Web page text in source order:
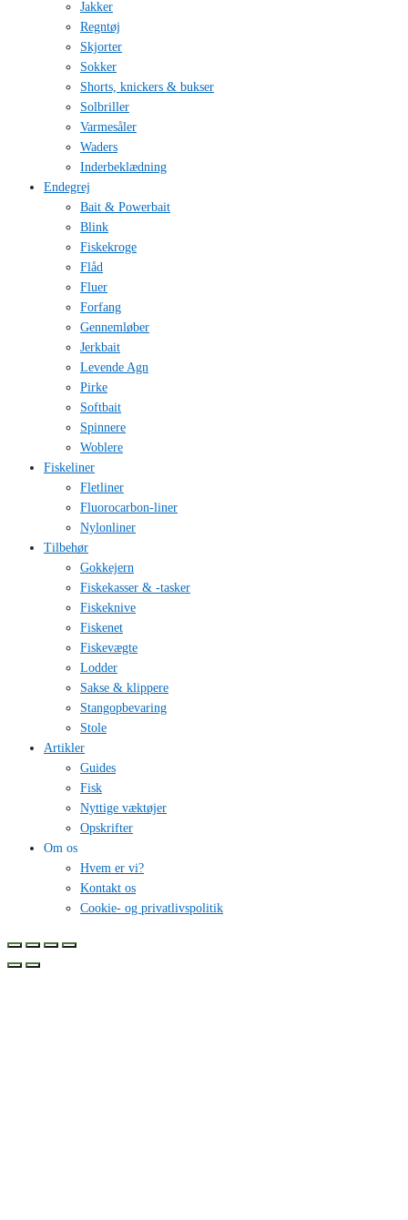
Jakker
Regntøj
Skjorter
Sokker
Shorts, knickers & bukser
Solbriller
Varmesåler
Waders
Inderbeklædning
Endegrej
Bait & Powerbait
Blink
Fiskekroge
Flåd
Fluer
Forfang
Gennemløber
Jerkbait
Levende Agn
Pirke
Softbait
Spinnere
Woblere
Fiskeliner
Fletliner
Fluorocarbon-liner
Nylonliner
Tilbehør
Gokkejern
Fiskekasser & -tasker
Fiskeknive
Fiskenet
Fiskevægte
Lodder
Sakse & klippere
Stangopbevaring
Stole
Artikler
Guides
Fisk
Nyttige væktøjer
Opskrifter
Om os
Hvem er vi?
Kontakt os
Cookie- og privatlivspolitik